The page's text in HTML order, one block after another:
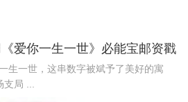
爱你一生一世》必能宝邮资戳
生一世，这串数字被斌予了美好的寓
局 ...